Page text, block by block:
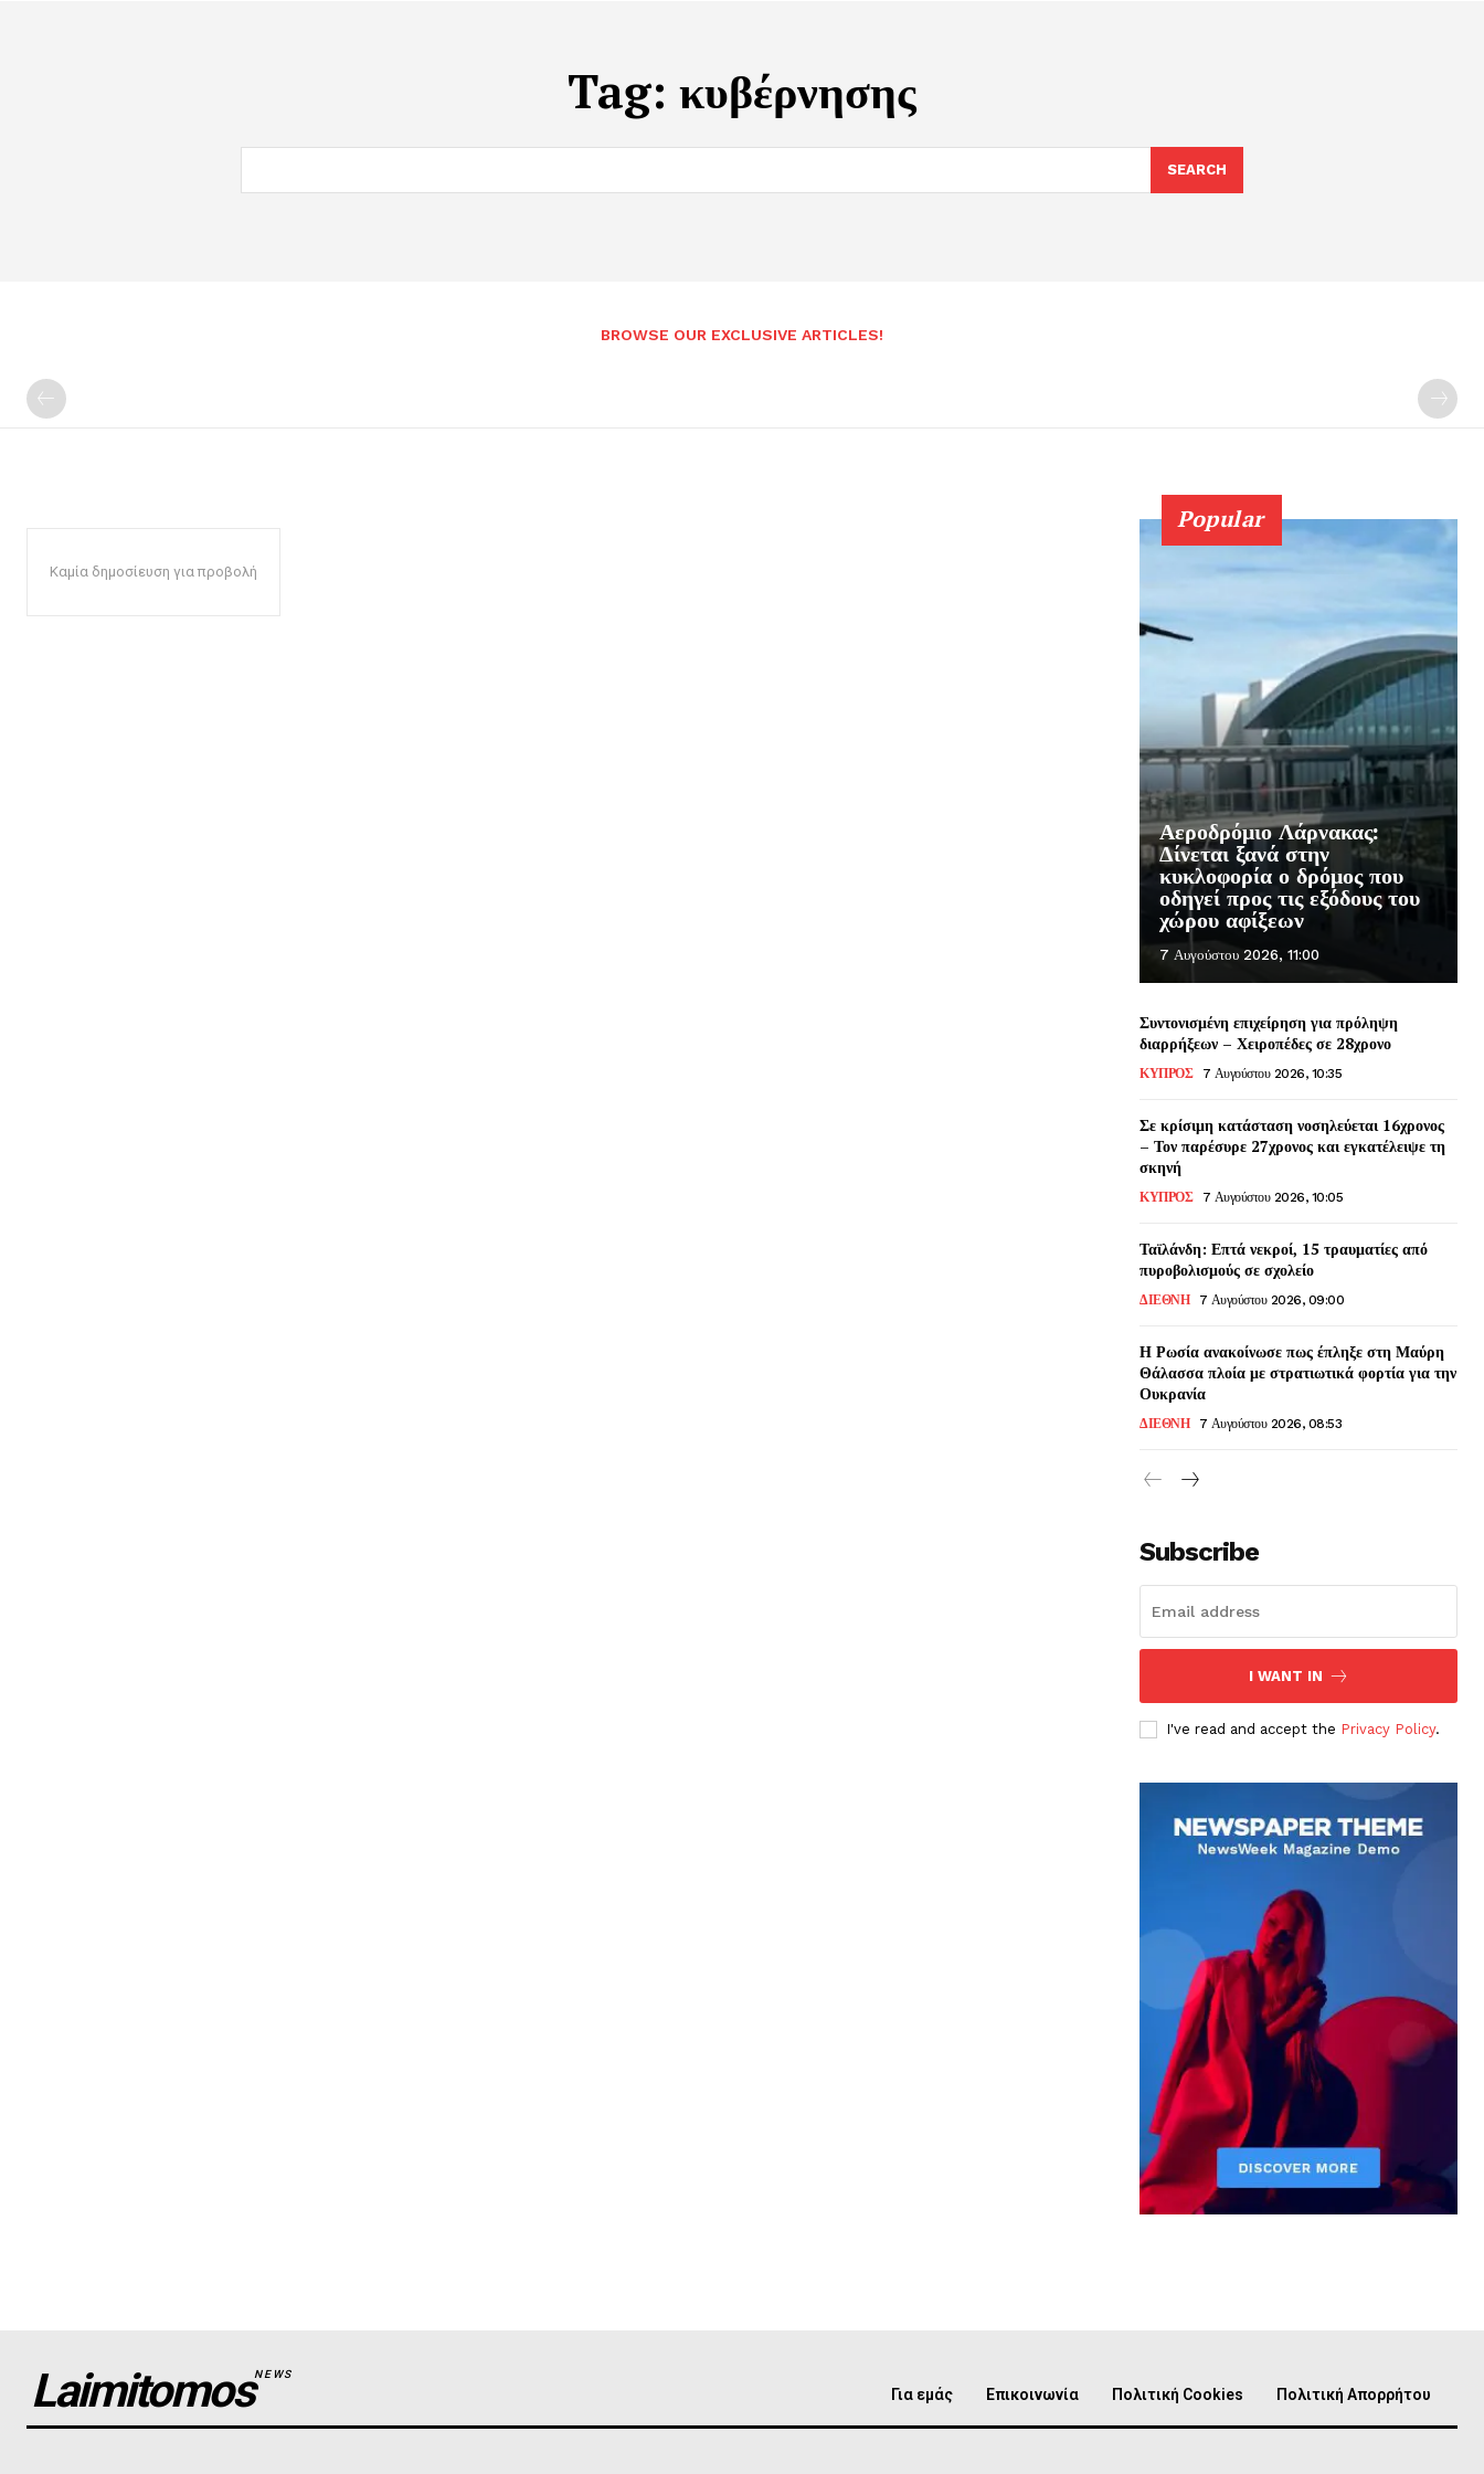
Tag: κυβέρνησης
SEARCH
BROWSE OUR EXCLUSIVE ARTICLES!
Καμία δημοσίευση για προβολή
Popular
Αεροδρόμιο Λάρνακας:
Δίνεται ξανά στην
κυκλοφορία ο δρόμος που
οδηγεί προς τις εξόδους του
χώρου αφίξεων
7 Αυγούστου 2026, 11:00
Συντονισμένη επιχείρηση για πρόληψη
διαρρήξεων – Χειροπέδες σε 28χρονο
ΚΥΠΡΟΣ 7 Αυγούστου 2026, 10:35
Σε κρίσιμη κατάσταση νοσηλεύεται 16χρονος
– Τον παρέσυρε 27χρονος και εγκατέλειψε τη
σκηνή
ΚΥΠΡΟΣ 7 Αυγούστου 2026, 10:05
Ταϊλάνδη: Επτά νεκροί, 15 τραυματίες από
πυροβολισμούς σε σχολείο
ΔΙΕΘΝΗ 7 Αυγούστου 2026, 09:00
Η Ρωσία ανακοίνωσε πως έπληξε στη Μαύρη
Θάλασσα πλοία με στρατιωτικά φορτία για την
Ουκρανία
ΔΙΕΘΝΗ 7 Αυγούστου 2026, 08:53
Subscribe
I WANT IN
I've read and accept the Privacy Policy.
LaimitomosNEWS
Για εμάς Επικοινωνία Πολιτική Cookies Πολιτική Απορρήτου